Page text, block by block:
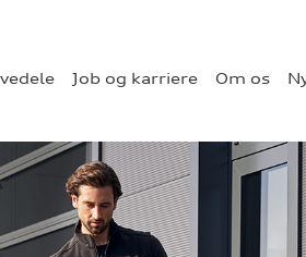
Job og karriere Om os